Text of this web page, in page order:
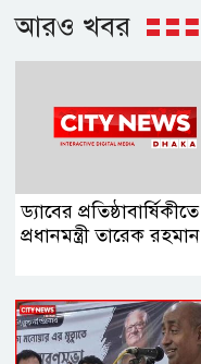
আরও খবর
ড্যাবের প্রতিষ্ঠাবার্ষিকীতে
প্রধানমন্ত্রী তারেক রহমান